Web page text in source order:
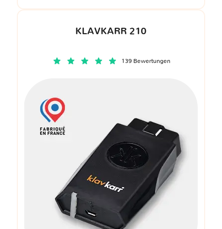
KLAVKARR 210
139 Bewertungen